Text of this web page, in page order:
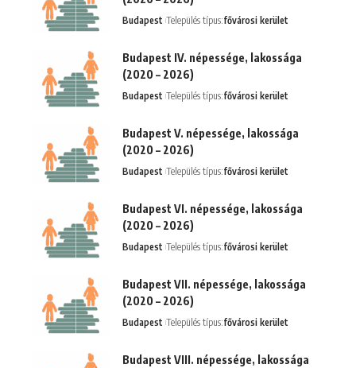
Budapest Település típus:fővárosi kerület
Budapest IV. népessége, lakossága
(2020 – 2026)
Budapest Település típus:fővárosi kerület
Budapest V. népessége, lakossága
(2020 – 2026)
Budapest Település típus:fővárosi kerület
Budapest VI. népessége, lakossága
(2020 – 2026)
Budapest Település típus:fővárosi kerület
Budapest VII. népessége, lakossága
(2020 – 2026)
Budapest Település típus:fővárosi kerület
Budapest VIII. népessége, lakossága